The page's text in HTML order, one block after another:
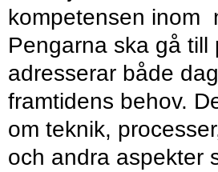
kompetensen inom
Pengarna ska gå till
adresserar både
framtidens behov.
om teknik,
och andra aspekter